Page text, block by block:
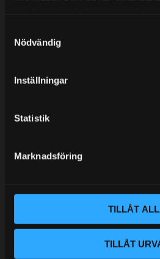
Nödvändig
Inställningar
Statistik
Marknadsföring
TILLÅT
TILLÅT
KUNSKAPSCENTER
CUSTOMER SERVICE